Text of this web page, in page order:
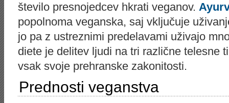
število presnojedcev hkrati veganov.
popolnoma veganska, saj vključuje
jo pa z ustreznimi predelavami uživajo
diete je delitev ljudi na tri različne telesne
vsak svoje prehranske zakonitosti.
Prednosti veganstva